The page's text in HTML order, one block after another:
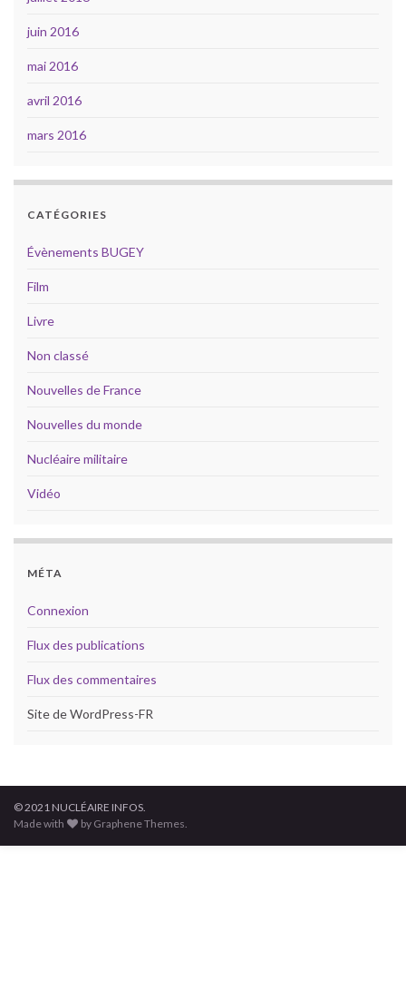
juin 2016
mai 2016
avril 2016
mars 2016
CATÉGORIES
Évènements BUGEY
Film
Livre
Non classé
Nouvelles de France
Nouvelles du monde
Nucléaire militaire
Vidéo
MÉTA
Connexion
Flux des publications
Flux des commentaires
Site de WordPress-FR
© 2021 NUCLÉAIRE INFOS.
Made with
by Graphene Themes.